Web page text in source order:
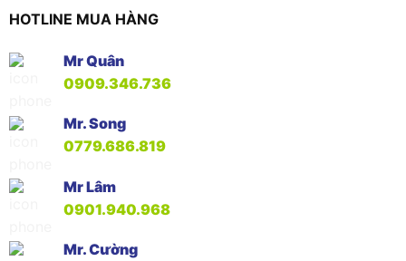
HOTLINE MUA HÀNG
Mr Quân
0909.346.736
Mr. Song
0779.686.819
Mr Lâm
0901.940.968
Mr. Cường